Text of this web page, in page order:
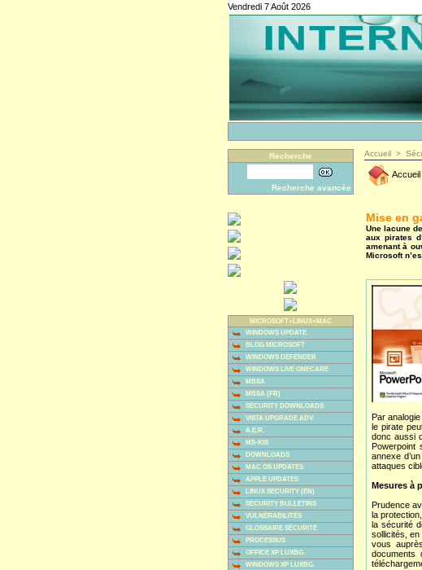
Vendredi 7 Août 2026
Recherche
Recherche avancée
MICROSOFT+LINUX+MAC
WINDOWS UPDATE
BLOG MICROSOFT
WINDOWS DEFENDER
WINDOWS LIVE ONECARE
MBSA
MBSA (FR)
SECURITY DOWNLOADS
VISTA UPGRADE ADV.
A.E.R.
MS-KIS
DOWNLOADS
MAC OS UPDATES
APPLE UPDATES
LINUX SECURITY (EN)
SECURITY BULLETINS
VULNÉRABILITÉS
GLOSSAIRE SÉCURITÉ
PROCESSUS
OFFICE XP LUXBG.
WINDOWS XP LUXBG.
Accueil >
Accueil
Mise en
Une lacune
aux pirates
amenant à
Microsoft
Par
le pirate
donc aussi
Powerpoint
annexe
attaques
Mesures à
Prudence
la
la sécurité
sollicités,
vous
documents